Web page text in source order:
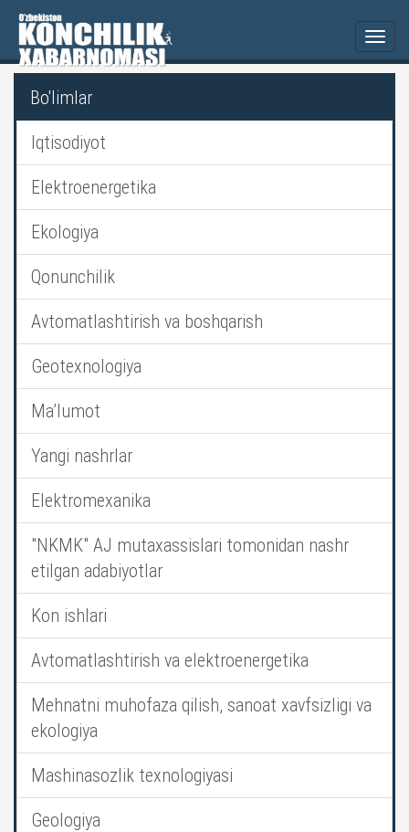
Bo'limlar
Iqtisodiyot
Elektroenergetika
Ekologiya
Qonunchilik
Avtomatlashtirish va boshqarish
Geotexnologiya
Ma’lumot
Yangi nashrlar
Elektromexanika
"NKMK" AJ mutaxassislari tomonidan nashr
etilgan adabiyotlar
Kon ishlari
Avtomatlashtirish va elektroenergetika
Mehnatni muhofaza qilish, sanoat xavfsizligi va
ekologiya
Mashinasozlik texnologiyasi
Geologiya